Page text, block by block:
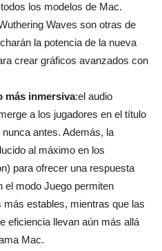
los modelos de Mac.
Waves son otras de
la potencia de la nueva
crear gráficos avanzados con
más inmersiva:el audio
a los jugadores en el título
antes. Además, la
al máximo en los
para ofrecer una respuesta
el modo Juego permiten
estables, mientras que las
eficiencia llevan aún más allá
Mac.